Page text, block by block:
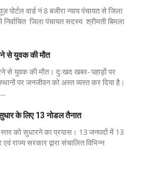
पोर्टल वार्ड नं 8 बजीरा न्याय पंचायत से जिला
जिला पंचायत सदस्य श्रीमती बिमला
से युवक की मौत
से युवक की मौत। दुःखद खबर- पहाड़ों पर
पर जनजीवन को अस्त व्यस्त कर दिया है।
के लिए 13 नोडल तैनात
स्तर को सुधारने का प्रयास। 13 जनपदों में 13
राज्य सरकार द्वारा संचालित विभिन्न